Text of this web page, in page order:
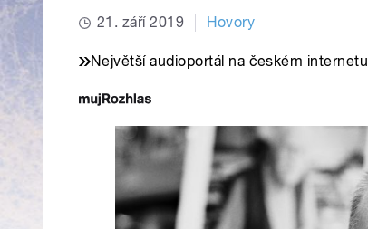
21. září 2019 Hovory
Největší audioportál na českém internetu